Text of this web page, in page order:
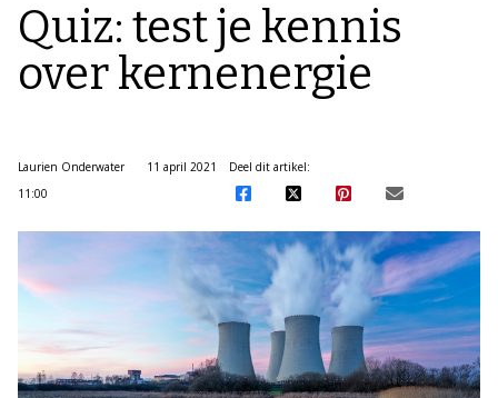
Quiz: test je kennis
over kernenergie
Laurien Onderwater
11 april 2021
11:00
Deel dit artikel: